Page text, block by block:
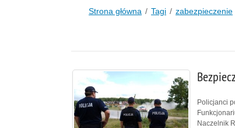
Strona główna Tagi zabezpieczenie
Policjanci
Naczelnik